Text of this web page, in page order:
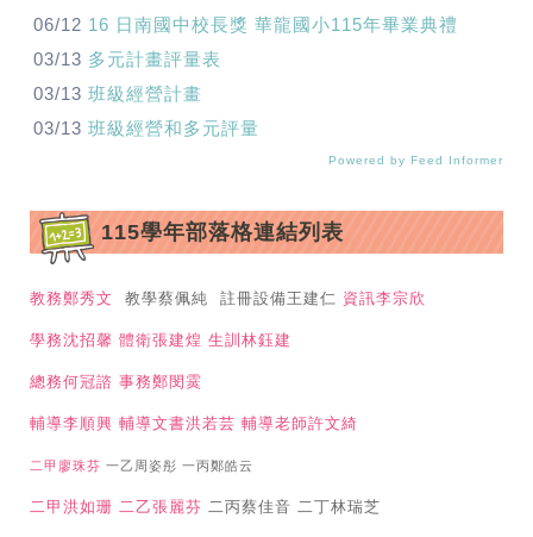
06/12 16 日南國中校長獎 華龍國小115年畢業典禮
03/13 多元計畫評量表
03/13 班級經營計畫
03/13 班級經營和多元評量
Powered by Feed Informer
115學年部落格連結列表
教務鄭秀文 教學蔡佩純 註冊設備王建仁 資訊李宗欣
學務沈招馨 體衛張建煌 生訓林鈺建
總務何冠諮 事務鄭閔霙
輔導李順興 輔導文書洪若芸 輔導老師許文綺
二甲廖珠芬 一乙周姿彤 一丙鄭皓云
二甲洪如珊 二乙張麗芬 二丙蔡佳音 二丁林瑞芝